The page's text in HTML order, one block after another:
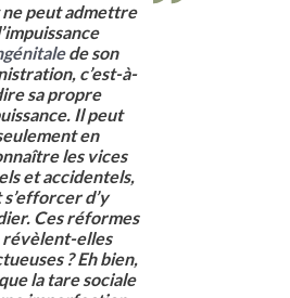
ne peut admettre
de son
c’est-à-
sa propre
Il peut
en
les vices
et accidentels,
s’efforcer d’y
Ces réformes
révèlent-elles
? Eh bien,
la tare sociale